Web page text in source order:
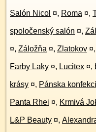
Salón Nicol ¤, Roma ¤,
spoločenský salón ¤,
¤, Záložňa ¤, Zlatokov ¤,
Farby Laky ¤, Lucitex ¤,
krásy ¤, Pánska
Panta Rhei ¤, Krmivá
L&P Beauty ¤,